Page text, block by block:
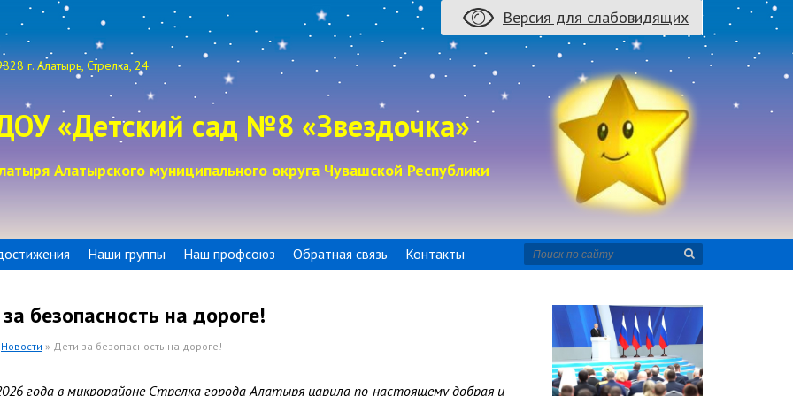
Версия для слабовидящих
г. Алатырь, Стрелка, 24.
«Детский сад №8 «Звездочка»
Алатырского муниципального округа Чувашской Республики
Наши группы Наш профсоюз Обратная связь Контакты
безопасность на дороге!
Новости » Дети за безопасность на дороге!
года в микрорайоне Стрелка города Алатыря царила по-настоящему добрая и